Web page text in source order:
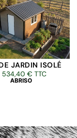
JARDIN ISOLÉ
534,40 € TTC
ABRISO